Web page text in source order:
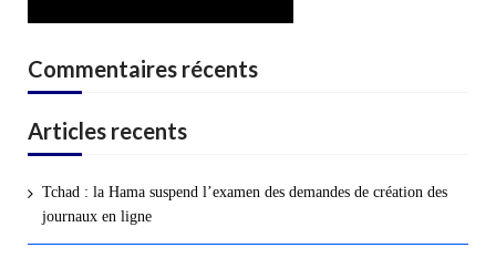
Commentaires récents
Articles recents
Tchad : la Hama suspend l’examen des demandes de création des
journaux en ligne